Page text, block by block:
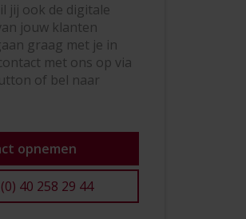
jij ook de digitale
jouw klanten
graag met je in
met ons op via
of bel naar
opnemen
40 258 29 44